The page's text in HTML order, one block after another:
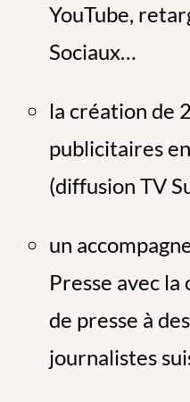
YouTube,
Sociaux…
la création de
publicitaires
(diffusion TV
un
Presse avec la
de presse à
journalistes